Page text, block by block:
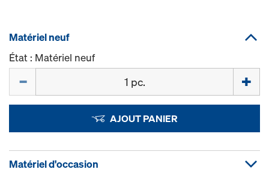
Matériel neuf
État : Matériel neuf
AJOUT PANIER
Matériel d'occasion